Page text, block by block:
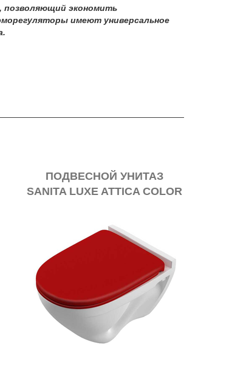
позволяющий экономить
имеют универсальное
ПОДВЕСНОЙ УНИТАЗ
SANITA LUXE ATTICA COLOR